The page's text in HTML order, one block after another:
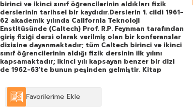
birinci ve ikinci sınıf öğrencilerinin aldıkları fizik
derslerinin tarihsel bir kaydıdır.Derslerin 1. cildi 1961-
62 akademik yılında California Teknoloji
Enstitüsünde (Caltech) Prof. R.P. Feynman tarafından
giriş fiziği dersi olarak verilmiş olan bir konferanslar
dizisine dayanmaktadır; tüm Caltech birinci ve ikinci
sınıf öğrencilerinin aldığı fizik dersinin ilk yılını
kapsamaktadır; ikinci yılı kapsayan benzer bir dizi
de 1962-63'te bunun peşinden gelmiştir. Kitap
Kuantum fiziğine giriş niteliği de taşıyan bu kitap
Feynman'ın dehasını ve en zor konuları basite
indirme becerisini yansıtmaktadır.
Favorilerime Ekle